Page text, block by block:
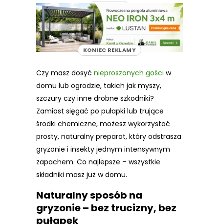
REKLAMA
KONIEC REKLAMY
Czy masz dosyć nieproszonych gości w
domu lub ogrodzie, takich jak myszy,
szczury czy inne drobne szkodniki?
Zamiast sięgać po pułapki lub trujące
środki chemiczne, możesz wykorzystać
prosty, naturalny preparat, który odstrasza
gryzonie i insekty jednym intensywnym
zapachem. Co najlepsze – wszystkie
składniki masz już w domu.
Naturalny sposób na
gryzonie – bez trucizny, bez
pułapek